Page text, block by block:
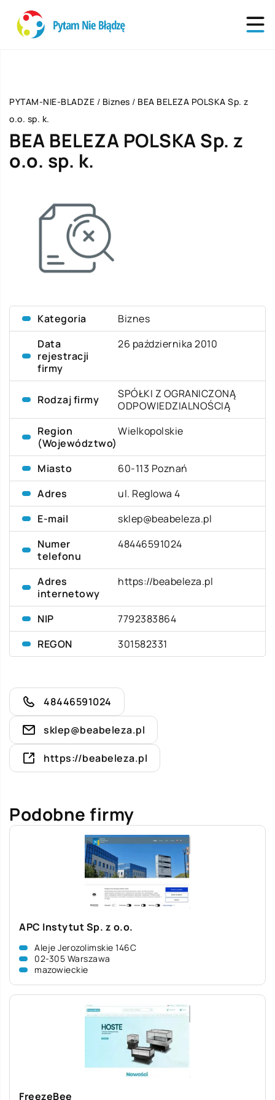
PYTAM-NIE-BLADZE / Biznes / BEA BELEZA POLSKA Sp. z
o.o. sp. k.
BEA BELEZA POLSKA Sp. z
o.o. sp. k.
Kategoria
Biznes
Data
rejestracji
firmy
26 października 2010
Rodzaj firmy
SPÓŁKI Z OGRANICZONĄ
ODPOWIEDZIALNOŚCIĄ
Region
(Województwo)
Wielkopolskie
Miasto
60-113 Poznań
Adres
ul. Reglowa 4
E-mail
sklep@beabeleza.pl
Numer
telefonu
48446591024
Adres
internetowy
https://beabeleza.pl
NIP
7792383864
REGON
301582331
48446591024
sklep@beabeleza.pl
https://beabeleza.pl
Podobne firmy
APC Instytut Sp. z o.o.
Aleje Jerozolimskie 146C
02-305 Warszawa
mazowieckie
FreezeBee